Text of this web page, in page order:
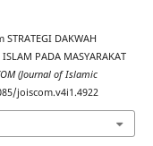
DAKWAH
PADA MASYARAKAT
(Journal of Islamic
joiscom.v4i1.4922